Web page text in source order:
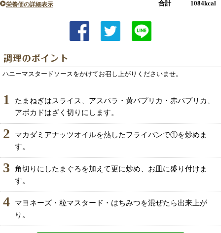
栄養価の詳細表示 合計 1084kcal
ハニーマスタードソースをかけてお召し上がりくださいませ。
1
たまねぎはスライス、アスパラ・黄パプリカ・赤パプリカ、
アボカドはざく切りにします。
2
マカダミアナッツオイルを熱したフライパンで①を炒めま
す。
3
角切りにしたまぐろを加えて更に炒め、お皿に盛り付けま
す。
4
マヨネーズ・粒マスタード・はちみつを混ぜたら出来上が
り。